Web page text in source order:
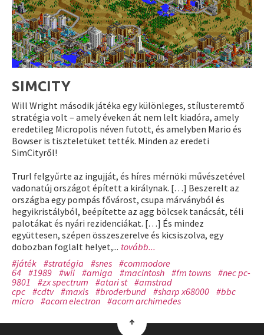
SIMCITY
Will Wright második játéka egy különleges, stílusteremtő
stratégia volt – amely éveken át nem lelt kiadóra, amely
eredetileg Micropolis néven futott, és amelyben Mario és
Bowser is tiszteletüket tették. Minden az eredeti
SimCityről!
Trurl felgyűrte az ingujját, és híres mérnöki művészetével
vadonatúj országot épített a királynak. […] Beszerelt az
országba egy pompás fővárost, csupa márványból és
hegyikristályból, beépítette az agg bölcsek tanácsát, téli
palotákat és nyári rezidenciákat. […] És mindez
együttesen, szépen összeszerelve és kicsiszolva, egy
dobozban foglalt helyet,... tovább...
#játék #stratégia #snes #commodore
64 #1989 #wii #amiga #macintosh #fm towns #nec pc-
9801
#zx spectrum #atari st #amstrad
cpc #cdtv #maxis #broderbund #sharp x68000 #bbc
micro #acorn electron #acorn archimedes
↑